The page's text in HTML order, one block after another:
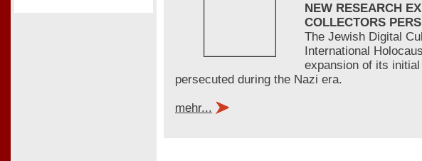
NEW RESEARCH
COLLECTORS
The Jewish Digital
International
expansion of its
persecuted during the Nazi era.
mehr...